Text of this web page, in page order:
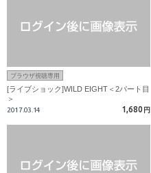
ブラウザ視聴専用
[ライブショック]WILD EIGHT＜2パート目
＞
2017.03.14 1,680 円